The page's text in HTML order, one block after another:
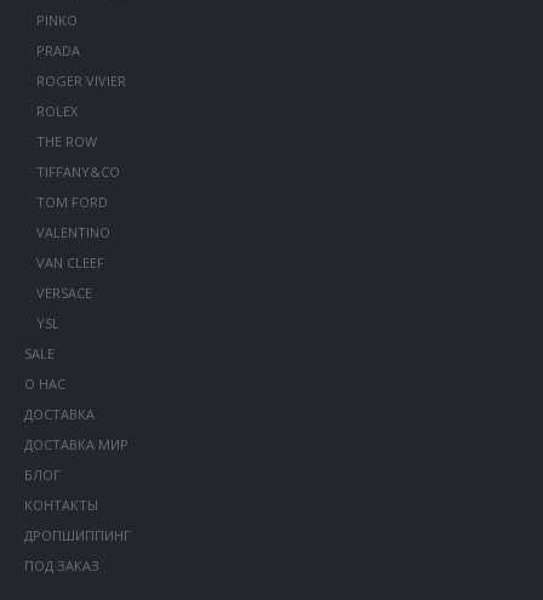
PINKO
PRADA
ROGER VIVIER
ROLEX
THE ROW
TIFFANY&CO
TOM FORD
VALENTINO
VAN CLEEF
VERSACE
YSL
SALE
О НАС
ДОСТАВКА
ДОСТАВКА МИР
БЛОГ
КОНТАКТЫ
ДРОПШИППИНГ
ПОД ЗАКАЗ